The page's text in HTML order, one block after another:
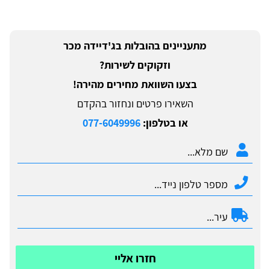
מתעניינים בהובלות בג'דיידה מכר
וזקוקים לשירות?
בצעו השוואת מחירים מהירה!
השאירו פרטים ונחזור בהקדם
או בטלפון:077-6049996
חזרו אליי